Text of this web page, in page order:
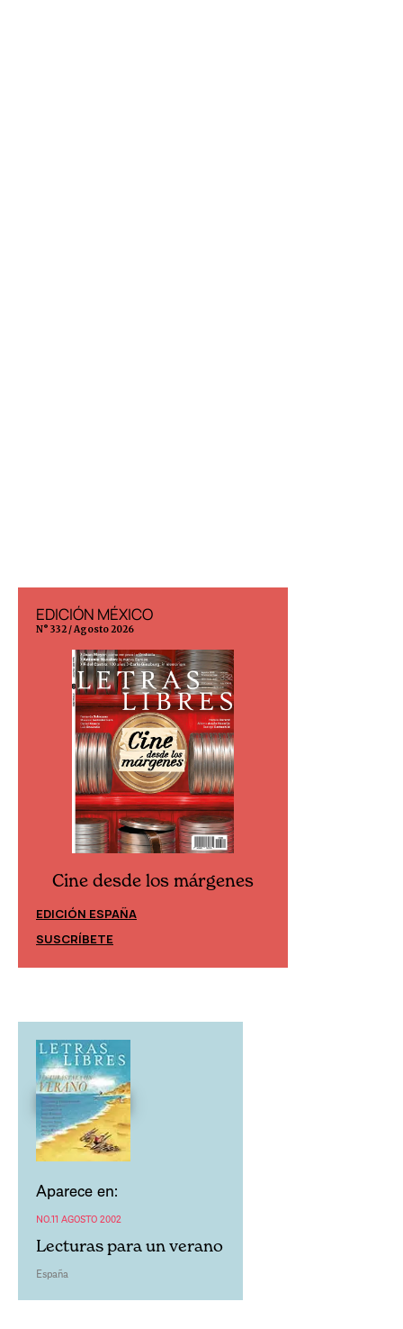
EDICIÓN MÉXICO
N° 332 / Agosto 2026
Cine desde los márgenes
EDICIÓN ESPAÑA
SUSCRÍBETE
Aparece en:
NO.11 AGOSTO 2002
Lecturas para un verano
España